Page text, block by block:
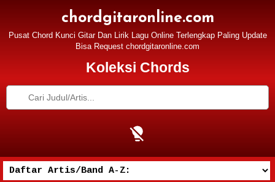
chordgitaronline.com
Pusat Chord Kunci Gitar Dan Lirik Lagu Online Terlengkap Paling Update
Bisa Request chordgitaronline.com
Koleksi Chords